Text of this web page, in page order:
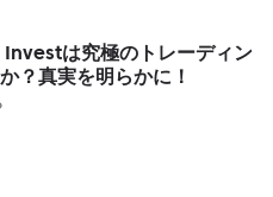
は究極のトレーディン
？真実を明らかに！